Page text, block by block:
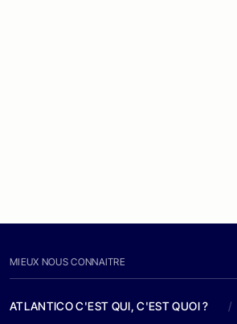
MIEUX NOUS CONNAITRE
ATLANTICO C'EST QUI, C'EST QUOI ? /